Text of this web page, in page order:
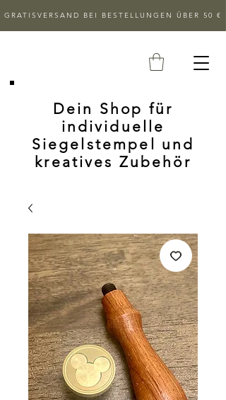
GRATISVERSAND BEI BESTELLUNGEN ÜBER 50 €
Dein Shop für
individuelle
Siegelstempel und
kreatives Zubehör